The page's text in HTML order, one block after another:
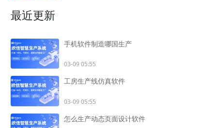
最近更新
手机软件制造哪国生产
03-09 05:55
工房生产线仿真软件
03-09 05:55
怎么生产动态页面设计软件